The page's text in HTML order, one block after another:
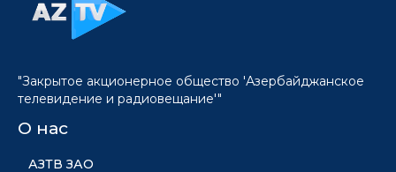
"Закрытое акционерное общество 'Азербайджанское
телевидение и радиовещание'"
О нас
АЗТВ ЗАО